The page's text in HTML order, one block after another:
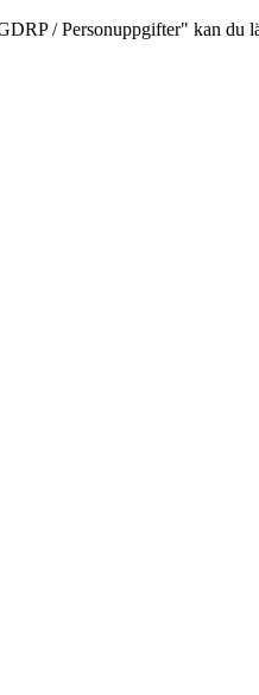
/ Personuppgifter" kan du